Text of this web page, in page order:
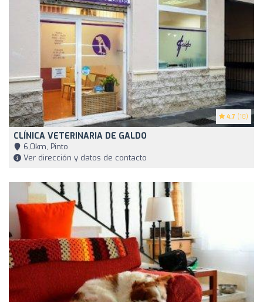
4.7 (18)
CLÍNICA VETERINARIA DE GALDO
6,0km, Pinto
Ver dirección y datos de contacto